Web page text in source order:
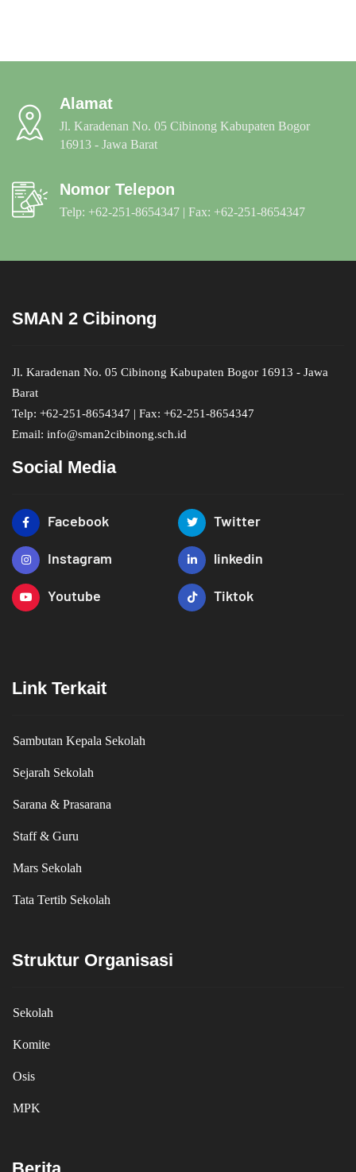
Alamat
Jl. Karadenan No. 05 Cibinong Kabupaten Bogor
16913 - Jawa Barat
Nomor Telepon
Telp: +62-251-8654347 | Fax: +62-251-8654347
SMAN 2 Cibinong
Jl. Karadenan No. 05 Cibinong Kabupaten Bogor 16913 - Jawa
Barat
Telp: +62-251-8654347 | Fax: +62-251-8654347
Email: info@sman2cibinong.sch.id
Social Media
Facebook Twitter
Instagram linkedin
Youtube Tiktok
Link Terkait
Sambutan Kepala Sekolah
Sejarah Sekolah
Sarana & Prasarana
Staff & Guru
Mars Sekolah
Tata Tertib Sekolah
Struktur Organisasi
Sekolah
Komite
Osis
MPK